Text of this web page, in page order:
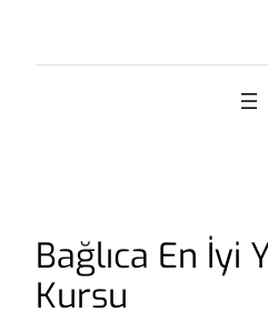
Bağlıca En İyi
Kursu